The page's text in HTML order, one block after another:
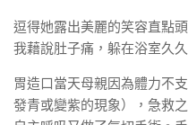
逗得她露出美麗的笑容直點
我藉說肚子痛，躲在浴室久
胃造口當天母親因為體力不
發青或變紫的現象），急救